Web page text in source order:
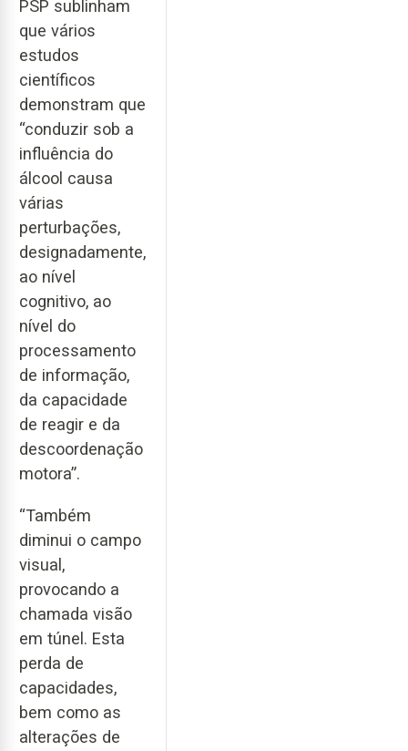
PSP sublinham
que vários
estudos
científicos
demonstram que
“conduzir sob a
influência do
álcool causa
várias
perturbações,
designadamente,
ao nível
cognitivo, ao
nível do
processamento
de informação,
da capacidade
de reagir e da
descoordenação
motora”.
“Também
diminui o campo
visual,
provocando a
chamada visão
em túnel. Esta
perda de
capacidades,
bem como as
alterações de